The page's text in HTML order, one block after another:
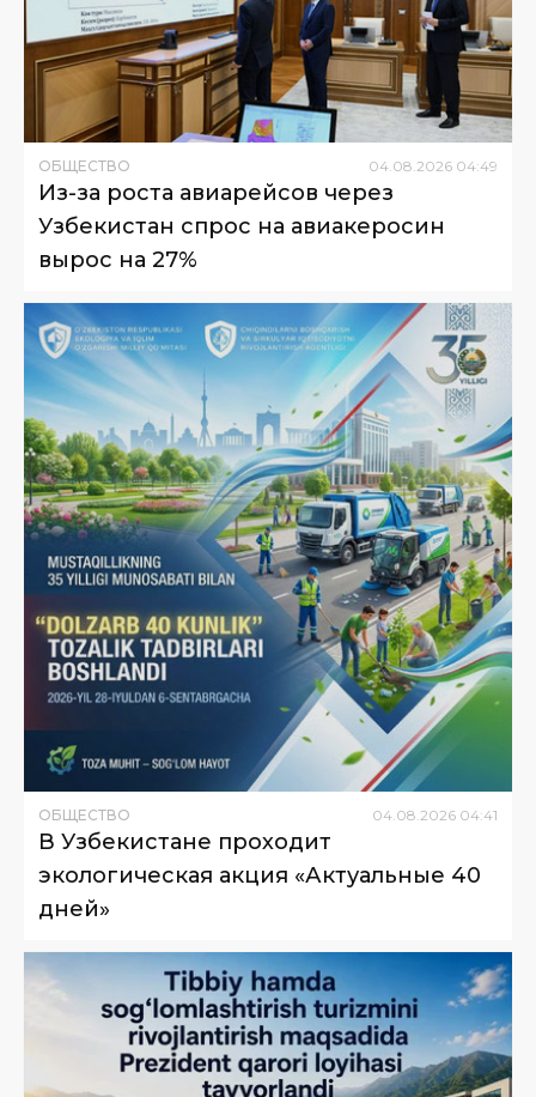
ОБЩЕСТВО 04.08.2026 04:49
Из-за роста авиарейсов через
Узбекистан спрос на авиакеросин
вырос на 27%
ОБЩЕСТВО 04.08.2026 04:41
В Узбекистане проходит
экологическая акция «Актуальные 40
дней»